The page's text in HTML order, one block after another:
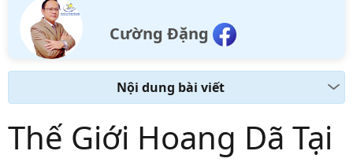
Cường Đặng
Nội dung bài viết
Thế Giới Hoang Dã Tại